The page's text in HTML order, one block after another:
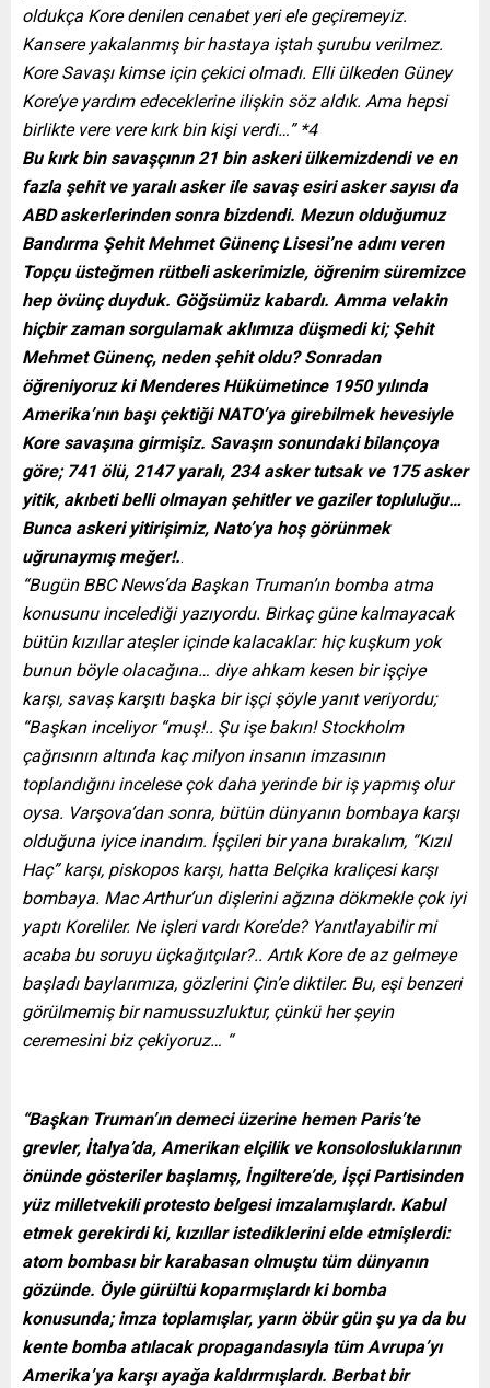
oldukça Kore denilen cenabet yeri ele geçiremeyiz.
Kansere yakalanmış bir hastaya iştah şurubu verilmez.
Kore Savaşı kimse için çekici olmadı. Elli ülkeden Güney
Kore’ye yardım edeceklerine ilişkin söz aldık. Ama hepsi
birlikte vere vere kırk bin kişi verdi…” *4
Bu kırk bin savaşçının 21 bin askeri ülkemizdendi ve en
fazla şehit ve yaralı asker ile savaş esiri asker sayısı da
ABD askerlerinden sonra bizdendi. Mezun olduğumuz
Bandırma Şehit Mehmet Günenç Lisesi’ne adını veren
Topçu üsteğmen rütbeli askerimizle, öğrenim süremizce
hep övünç duyduk. Göğsümüz kabardı. Amma velakin
hiçbir zaman sorgulamak aklımıza düşmedi ki; Şehit
Mehmet Günenç, neden şehit oldu? Sonradan
öğreniyoruz ki Menderes Hükümetince 1950 yılında
Amerika’nın başı çektiği NATO’ya girebilmek hevesiyle
Kore savaşına girmişiz. Savaşın sonundaki bilançoya
göre; 741 ölü, 2147 yaralı, 234 asker tutsak ve 175 asker
yitik, akıbeti belli olmayan şehitler ve gaziler topluluğu…
Bunca askeri yitirişimiz, Nato’ya hoş görünmek
uğrunaymış meğer!..
“Bugün BBC News’da Başkan Truman’ın bomba atma
konusunu incelediği yazıyordu. Birkaç güne kalmayacak
bütün kızıllar ateşler içinde kalacaklar: hiç kuşkum yok
bunun böyle olacağına… diye ahkam kesen bir işçiye
karşı, savaş karşıtı başka bir işçi şöyle yanıt veriyordu;
“Başkan inceliyor “muş!.. Şu işe bakın! Stockholm
çağrısının altında kaç milyon insanın imzasının
toplandığını incelese çok daha yerinde bir iş yapmış olur
oysa. Varşova’dan sonra, bütün dünyanın bombaya karşı
olduğuna iyice inandım. İşçileri bir yana bırakalım, “Kızıl
Haç” karşı, piskopos karşı, hatta Belçika kraliçesi karşı
bombaya. Mac Arthur’un dişlerini ağzına dökmekle çok iyi
yaptı Koreliler. Ne işleri vardı Kore’de? Yanıtlayabilir mi
acaba bu soruyu üçkağıtçılar?.. Artık Kore de az gelmeye
başladı baylarımıza, gözlerini Çin’e diktiler. Bu, eşi benzeri
görülmemiş bir namussuzluktur, çünkü her şeyin
ceremesini biz çekiyoruz… “
“Başkan Truman’ın demeci üzerine hemen Paris’te
grevler, İtalya’da, Amerikan elçilik ve konsolosluklarının
önünde gösteriler başlamış, İngiltere’de, İşçi Partisinden
yüz milletvekili protesto belgesi imzalamışlardı. Kabul
etmek gerekirdi ki, kızıllar istediklerini elde etmişlerdi:
atom bombası bir karabasan olmuştu tüm dünyanın
gözünde. Öyle gürültü koparmışlardı ki bomba
konusunda; imza toplamışlar, yarın öbür gün şu ya da bu
kente bomba atılacak propagandasıyla tüm Avrupa’yı
Amerika’ya karşı ayağa kaldırmışlardı. Berbat bir